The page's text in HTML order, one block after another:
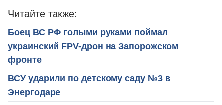
Читайте также:
Боец ВС РФ голыми руками поймал
украинский FPV-дрон на Запорожском
фронте
ВСУ ударили по детскому саду №3 в
Энергодаре